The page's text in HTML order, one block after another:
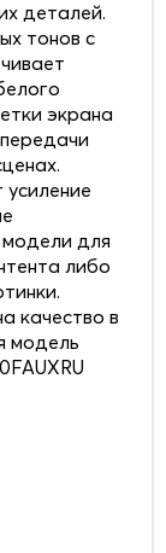
деталей.
тонов с
экрана
для
либо
качество в
модель